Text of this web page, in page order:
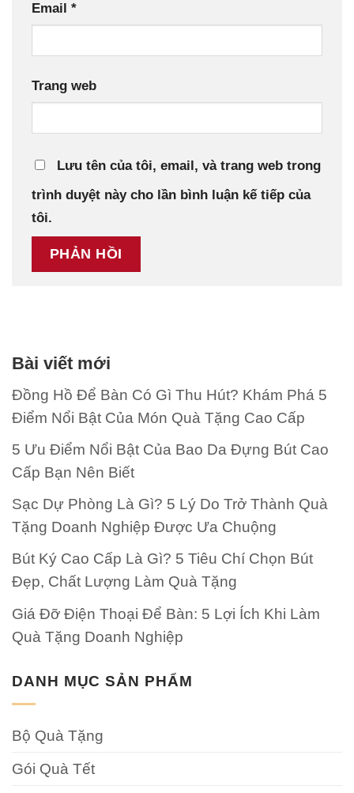
Email *
Trang web
Lưu tên của tôi, email, và trang web trong
trình duyệt này cho lần bình luận kế tiếp của
tôi.
Bài viết mới
Đồng Hồ Để Bàn Có Gì Thu Hút? Khám Phá 5
Điểm Nổi Bật Của Món Quà Tặng Cao Cấp
5 Ưu Điểm Nổi Bật Của Bao Da Đựng Bút Cao
Cấp Bạn Nên Biết
Sạc Dự Phòng Là Gì? 5 Lý Do Trở Thành Quà
Tặng Doanh Nghiệp Được Ưa Chuộng
Bút Ký Cao Cấp Là Gì? 5 Tiêu Chí Chọn Bút
Đẹp, Chất Lượng Làm Quà Tặng
Giá Đỡ Điện Thoại Để Bàn: 5 Lợi Ích Khi Làm
Quà Tặng Doanh Nghiệp
DANH MỤC SẢN PHẨM
Bộ Quà Tặng
Gói Quà Tết